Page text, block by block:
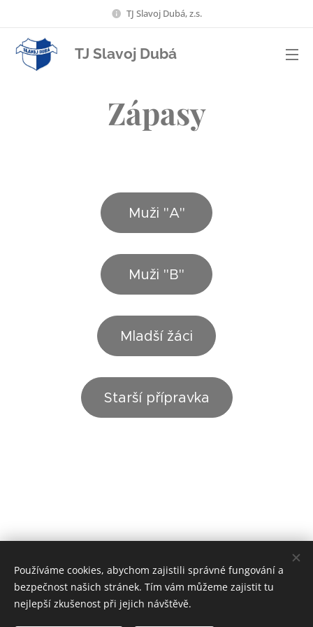
TJ Slavoj Dubá, z.s.
TJ Slavoj Dubá
Zápasy
Muži "A"
Muži "B"
Mladší žáci
Starší přípravka
Používáme cookies, abychom zajistili správné fungování a
bezpečnost našich stránek. Tím vám můžeme zajistit tu
nejlepší zkušenost při jejich návštěvě.